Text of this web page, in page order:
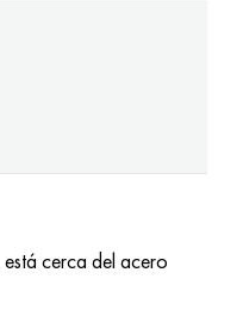
cerca del acero